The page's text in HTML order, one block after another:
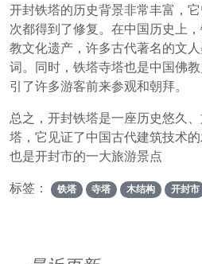
开封铁塔的历史背景非常丰富，
次都得到了修复。在中国历史上
教文化遗产，许多古代著名的文
词。同时，铁塔寺塔也是中国佛
引了许多游客前来参观和朝拜。
总之，开封铁塔是一座历史悠久
塔，它见证了中国古代建筑技术
也是开封市的一大旅游景点
标签：
铁塔 寺塔 木结构 开封市